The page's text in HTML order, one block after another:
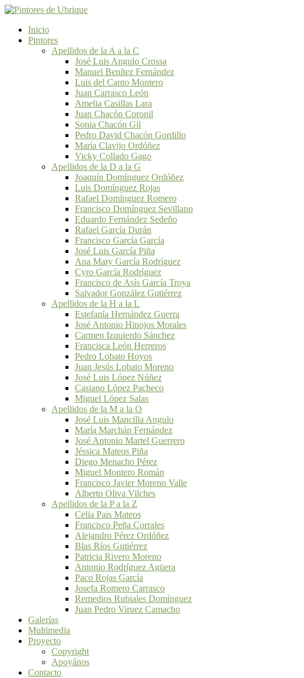
Inicio
Pintores
Apellidos de la A a la C
José Luis Angulo Crossa
Manuel Benítez Fernández
Luis del Canto Montero
Juan Carrasco León
Amelia Casillas Lara
Juan Chacón Coronil
Sonia Chacón Gil
Pedro David Chacón Gordillo
María Clavijo Ordóñez
Vicky Collado Gago
Apellidos de la D a la G
Joaquín Domínguez Ordóñez
Luis Domínguez Rojas
Rafael Domínguez Romero
Francisco Domínguez Sevillano
Eduardo Fernández Sedeño
Rafael García Durán
Francisco García García
José Luis García Piña
Ana Mary García Rodríguez
Cyro García Rodríguez
Francisco de Asís García Troya
Salvador González Gutiérrez
Apellidos de la H a la L
Estefanía Hernández Guerra
José Antonio Hinojos Morales
Carmen Izquierdo Sánchez
Francisca León Herreros
Pedro Lobato Hoyos
Juan Jesús Lobato Moreno
José Luis López Núñez
Casiano López Pacheco
Miguel López Salas
Apellidos de la M a la O
José Luis Mancilla Angulo
María Marchán Fernández
José Antonio Martel Guerrero
Jéssica Mateos Piña
Diego Menacho Pérez
Miguel Montero Román
Francisco Javier Moreno Valle
Alberto Oliva Vilches
Apellidos de la P a la Z
Celia Pais Mateos
Francisco Peña Corrales
Alejandro Pérez Ordóñez
Blas Ríos Gutiérrez
Patricia Rivero Moreno
Antonio Rodríguez Agüera
Paco Rojas García
Josefa Romero Carrasco
Remedios Rubiales Domínguez
Juan Pedro Viruez Camacho
Galerías
Multimedia
Proyecto
Copyright
Apoyános
Contacto